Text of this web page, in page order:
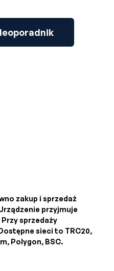
zakup i sprzedaż
przyjmuje
Przy sprzedaży
sieci to TRC20,
Polygon, BSC.